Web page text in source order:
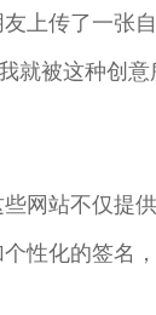
上传了一张
就被这种创意
网站不仅提
性化的签名